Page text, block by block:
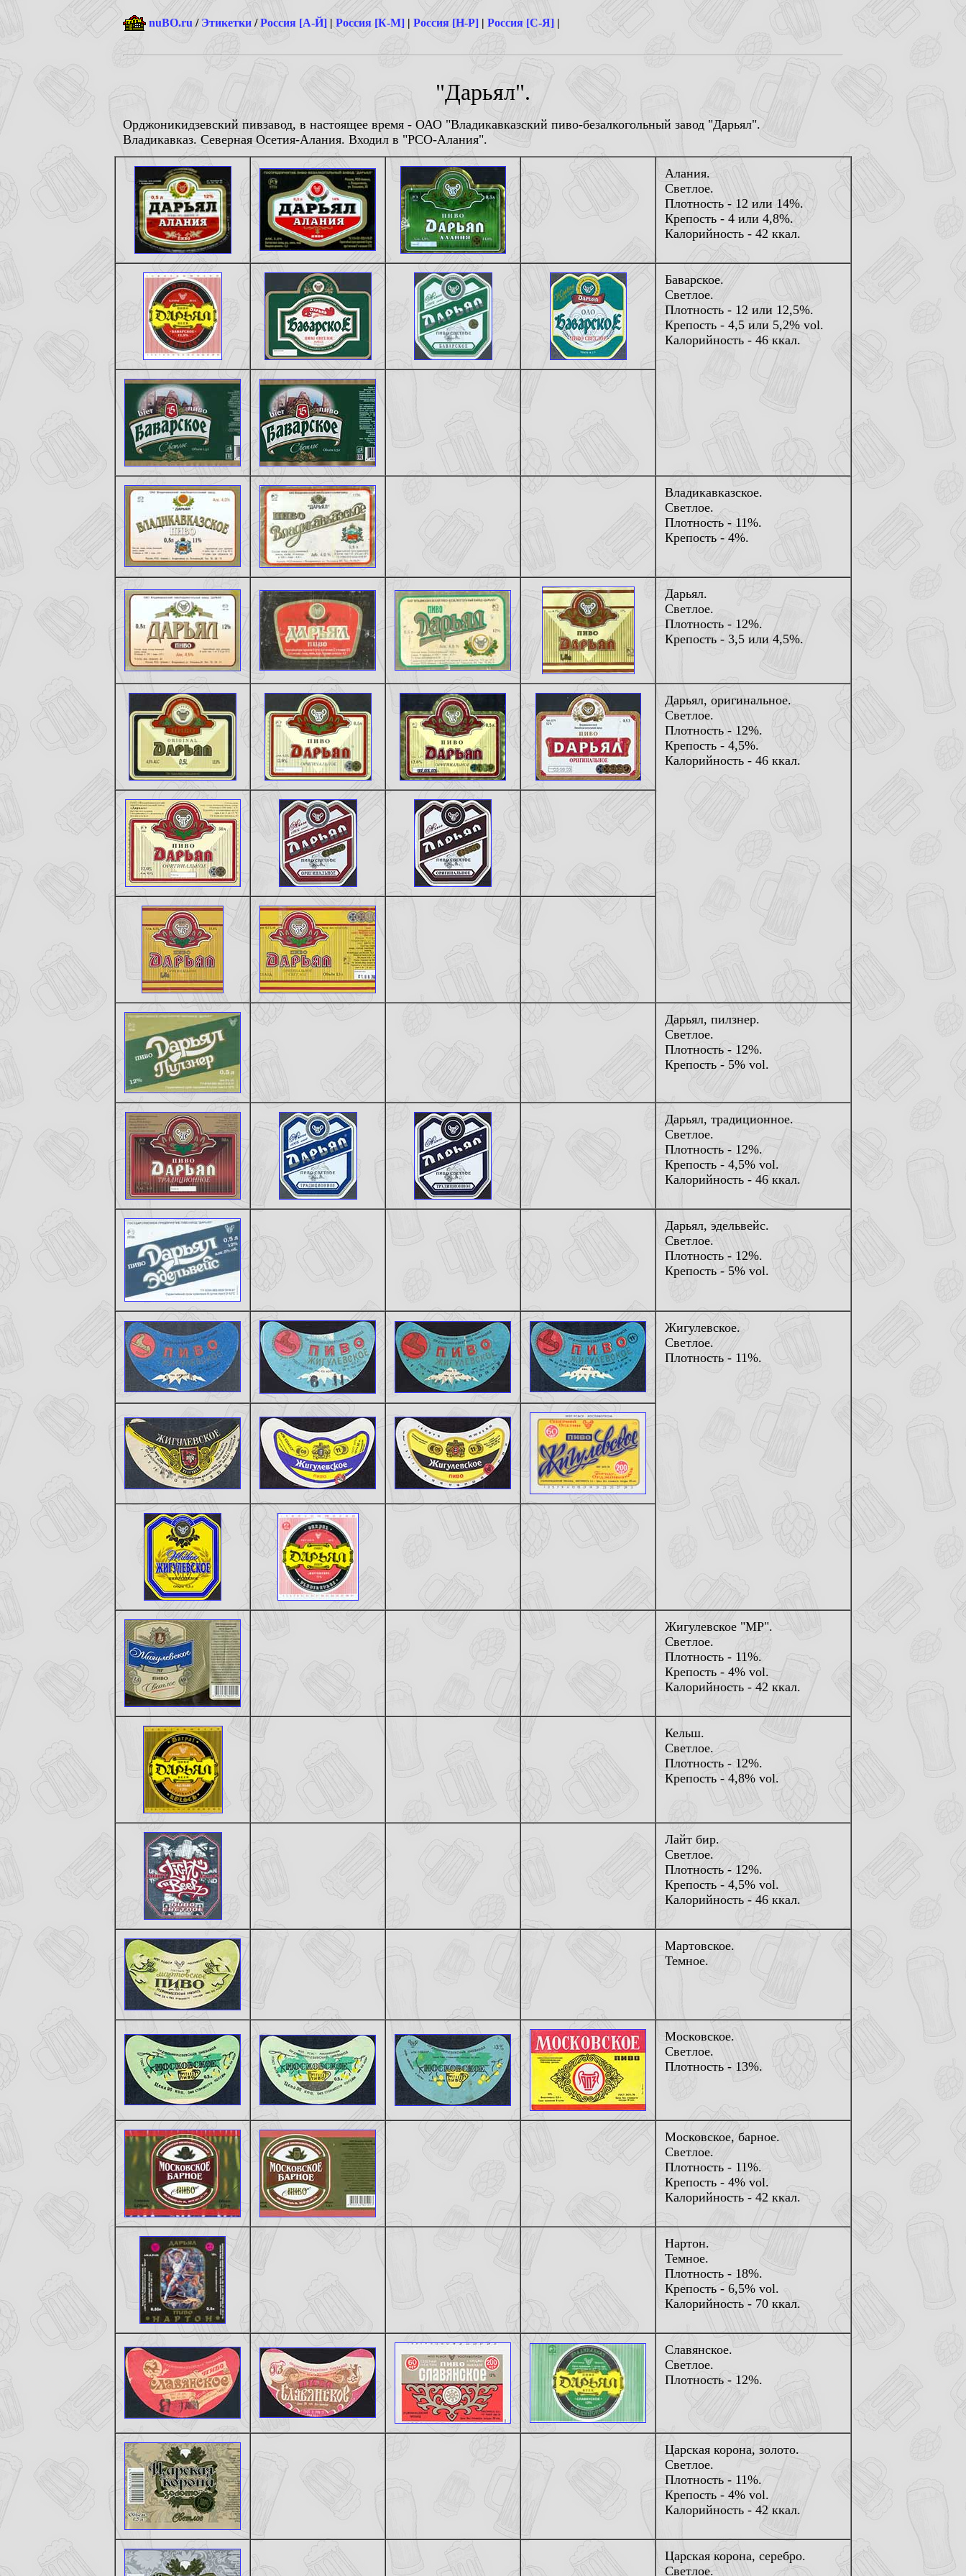
nuBO.ru / Этикетки /Россия [А-Й] | Россия [К-М] | Россия [Н-Р] | Россия [С-Я] |
"Дарьял".
Орджоникидзевский пивзавод, в настоящее время - ОАО "Владикавказский пиво-безалкогольный завод "Дарьял".
Владикавказ. Северная Осетия-Aлания. Входил в "РСО-Алания".
Алания.
Светлое.
Плотность - 12 или 14%.
Крепость - 4 или 4,8%.
Калорийность - 42 ккал.
Баварское.
Светлое.
Плотность - 12 или 12,5%.
Крепость - 4,5 или 5,2% vol.
Калорийность - 46 ккал.
Владикавказское.
Светлое.
Плотность - 11%.
Крепость - 4%.
Дарьял.
Светлое.
Плотность - 12%.
Крепость - 3,5 или 4,5%.
Дарьял, оригинальное.
Светлое.
Плотность - 12%.
Крепость - 4,5%.
Калорийность - 46 ккал.
Дарьял, пилзнер.
Светлое.
Плотность - 12%.
Крепость - 5% vol.
Дарьял, традиционное.
Светлое.
Плотность - 12%.
Крепость - 4,5% vol.
Калорийность - 46 ккал.
Дарьял, эдельвейс.
Светлое.
Плотность - 12%.
Крепость - 5% vol.
Жигулевское.
Светлое.
Плотность - 11%.
Жигулевское "МР".
Светлое.
Плотность - 11%.
Крепость - 4% vol.
Калорийность - 42 ккал.
Кельш.
Светлое.
Плотность - 12%.
Крепость - 4,8% vol.
Лайт бир.
Светлое.
Плотность - 12%.
Крепость - 4,5% vol.
Калорийность - 46 ккал.
Мартовское.
Темное.
Московское.
Светлое.
Плотность - 13%.
Московское, барное.
Светлое.
Плотность - 11%.
Крепость - 4% vol.
Калорийность - 42 ккал.
Нартон.
Темное.
Плотность - 18%.
Крепость - 6,5% vol.
Калорийность - 70 ккал.
Славянское.
Светлое.
Плотность - 12%.
Царская корона, золото.
Светлое.
Плотность - 11%.
Крепость - 4% vol.
Калорийность - 42 ккал.
Царская корона, серебро.
Светлое.